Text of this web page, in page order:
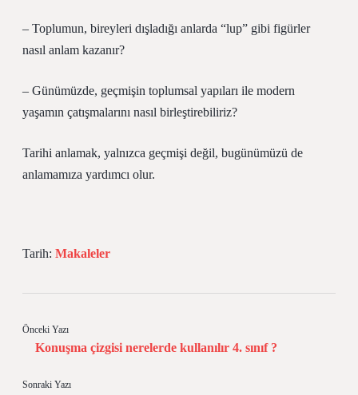
– Toplumun, bireyleri dışladığı anlarda “lup” gibi figürler
nasıl anlam kazanır?
– Günümüzde, geçmişin toplumsal yapıları ile modern
yaşamın çatışmalarını nasıl birleştirebiliriz?
Tarihi anlamak, yalnızca geçmişi değil, bugünümüzü de
anlamamıza yardımcı olur.
Tarih: Makaleler
Önceki Yazı
Konuşma çizgisi nerelerde kullanılır 4. sınıf ?
Sonraki Yazı